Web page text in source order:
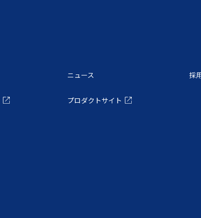
ニュース 採
プロダクトサイト